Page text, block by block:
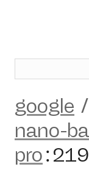
google /
nano-
pro: